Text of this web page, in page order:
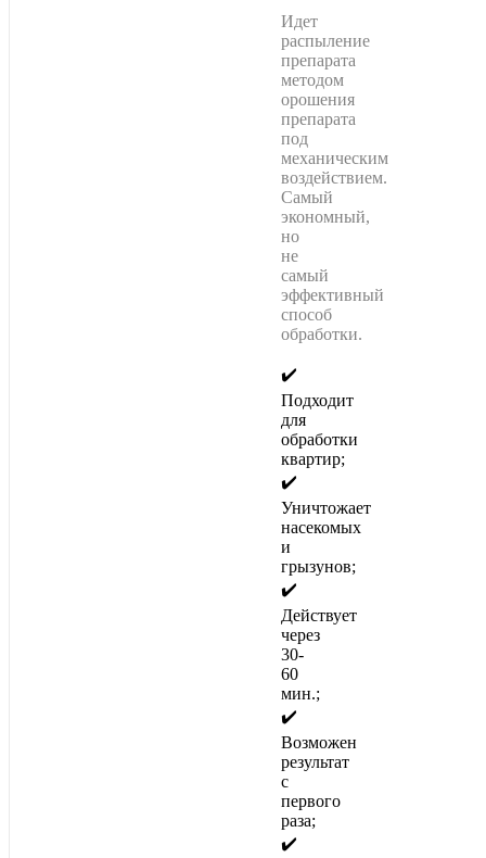
Идет
распыление
препарата
методом
орошения
препарата
под
механическим
воздействием.
Самый
экономный,
но
не
самый
эффективный
способ
обработки.
✔️
Подходит
для
обработки
квартир;
✔️
Уничтожает
насекомых
и
грызунов;
✔️
Действует
через
30-
60
мин.;
✔️
Возможен
результат
с
первого
раза;
✔️